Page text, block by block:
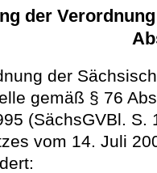
der
der
gemäß § 76
(SächsGVBl. S.
vom 14. Juli